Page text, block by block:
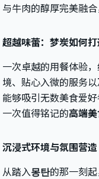
与牛肉的醇厚完美融
超越味蕾：梦炭如何
一次卓越的用餐体验
境、贴心入微的服务
能够吸引无数美食爱
一次值得铭记的高端
沉浸式环境与氛围营造
从踏入몽탄的那一刻